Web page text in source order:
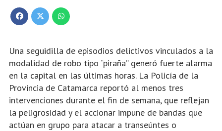
Una seguidilla de episodios delictivos vinculados a la
modalidad de robo tipo “piraña” generó fuerte alarma
en la capital en las últimas horas. La Policía de la
Provincia de Catamarca reportó al menos tres
intervenciones durante el fin de semana, que reflejan
la peligrosidad y el accionar impune de bandas que
actúan en grupo para atacar a transeúntes o